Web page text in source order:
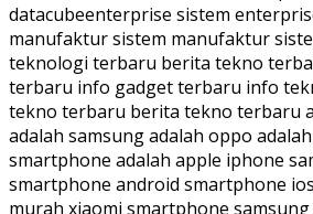
datacubeenterprise sistem
manufaktur sistem manufaktur
teknologi terbaru berita tekno
terbaru info gadget terbaru info
tekno terbaru berita tekno terbaru
adalah samsung adalah oppo
smartphone adalah apple iphone
smartphone android smartphone
murah xiaomi smartphone